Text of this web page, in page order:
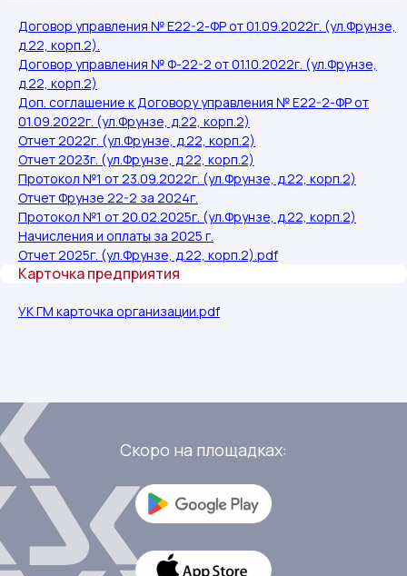
Договор управления № Е22-2-ФР от 01.09.2022г. (ул.Фрунзе,
д.22, корп.2).
Договор управления № Ф-22-2 от 01.10.2022г. (ул.Фрунзе,
д.22, корп.2)
Доп. соглашение к Договору управления № Е22-2-ФР от
01.09.2022г. (ул.Фрунзе, д.22, корп.2)
Отчет 2022г. (ул.Фрунзе, д.22, корп.2)
Отчет 2023г. (ул.Фрунзе, д.22, корп.2)
Протокол №1 от 23.09.2022г. (ул.Фрунзе, д.22, корп.2)
Отчет Фрунзе 22-2 за 2024г.
Протокол №1 от 20.02.2025г. (ул.Фрунзе, д.22, корп.2)
Начисления и оплаты за 2025 г.
Отчет 2025г. (ул.Фрунзе, д.22, корп.2).pdf
Карточка предприятия
УК ГМ карточка организации.pdf
Скоро на площадках:
Личный кабинет в вашем мобильном.
Оплачивайте квитанции, вносите
актуальную информацию и важные